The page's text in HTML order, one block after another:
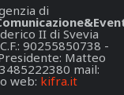
di
II di Svevia
90255850738 -
Matteo
mail:
web: kifra.it